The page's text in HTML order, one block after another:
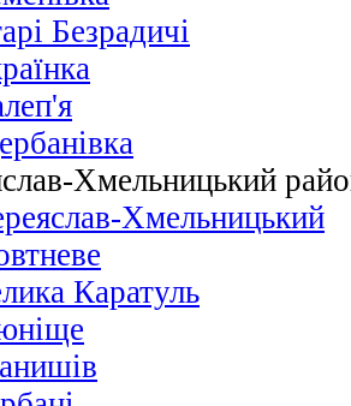
Безрадичі
Хмельницький
Хмельницький
Каратуль